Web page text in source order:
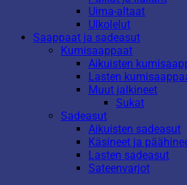
Uima-altaat
Ulkolelut
Saappaat ja sadeasut
Kumisaappaat
Aikuisten
Lasten
Muut jalkineet
Sukat
Sadeasut
Aikuisten sadeasut
Käsineet ja
Lasten sadeasut
Sateenvarjot